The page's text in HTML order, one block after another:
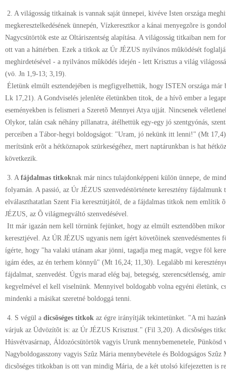
2. A világosság titkainak is vannak saját ünnepei, kivéve Isten országa
megkeresztelkedésének ünnepén, Vízkeresztkor a kánai menyegzõre is
Nagycsütörtök este az Oltáriszentség alapítása. A világosság titkaiban nem
ott van a háttérben. Ezek a titkok az Úr JÉZUS nyilvános mûködését
meghirdetésével - a nyilvános mûködés idején - lett Krisztus a világ
(vö. Jn 1,9-13; 3,19).
Életünk elmúlt esztendejében is megfigyelhettük, hogy ISTEN országa
Lk 17,21). A Gondviselés jelenléte életünkben titok, de a hívõ ember a
eseményekben is felismeri a Szeretõ Mennyei Atya ujját. Nincsenek
Olykor, talán csak néhány pillanatra, átélhettük egy-egy jó szentgyónás,
perceiben a Tábor-hegyi boldogságot: "Uram, jó nekünk itt lenni!" (Mt
merítsünk erõt a hétköznapok szürkeségéhez, mert naptárunkban is hat
következik.
3. A fájdalmas titkoknak már nincs tulajdonképpeni külön ünnepe, de
folyamán. A passió, az Úr JÉZUS szenvedéstörténete keresztény fájdalmunk
elválaszthatatlan Szent Fia keresztútjától, de a fájdalmas titkok nem említik
JÉZUS, az Õ világmegváltó szenvedésével.
Itt már igazán nem kell törnünk fejünket, hogy az elmúlt esztendõben
keresztjével. Az ÚR JÉZUS ugyanis nem ígért követõinek szenvedésmentes
ígérte, hogy "ha valaki utánam akar jönni, tagadja meg magát, vegye föl
igám édes, az én terhem könnyû" (Mt 16,24; 11,30). Legalább mi
fájdalmat, szenvedést. Úgyis marad elég baj, betegség, szerencsétlenség,
kegyelmével el kell viselnünk. Mennyivel boldogabb volna egyéni életünk,
mindenki a másikat szeretné boldoggá tenni.
4. S végül a dicsõséges titkok az égre irányítják tekintetünket. "A mi
várjuk az Üdvözítõt is: az Úr JÉZUS Krisztust." (Fil 3,20). A dicsõséges
Húsvétvasárnap, Áldozócsütörtök vagyis Urunk mennybemenetele, Pünkösd
Nagyboldogasszony vagyis Szûz Mária mennybevétele és Boldogságos
dicsõséges titkokban is ott van mindig Mária, de a két utolsó kifejezetten is